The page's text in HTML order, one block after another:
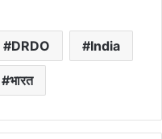
DRDO India
भारत